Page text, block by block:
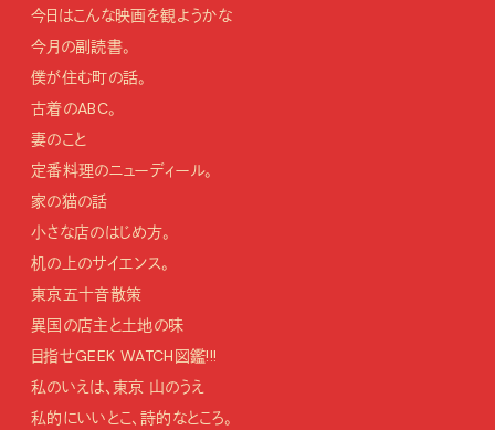
今日はこんな映画を観ようかな
今月の副読書。
僕が住む町の話。
古着のABC。
妻のこと
定番料理のニューディール。
家の猫の話
小さな店のはじめ方。
机の上のサイエンス。
東京五十音散策
異国の店主と土地の味
目指せGEEK WATCH図鑑!!!
私のいえは、東京 山のうえ
私的にいいとこ、詩的なところ。